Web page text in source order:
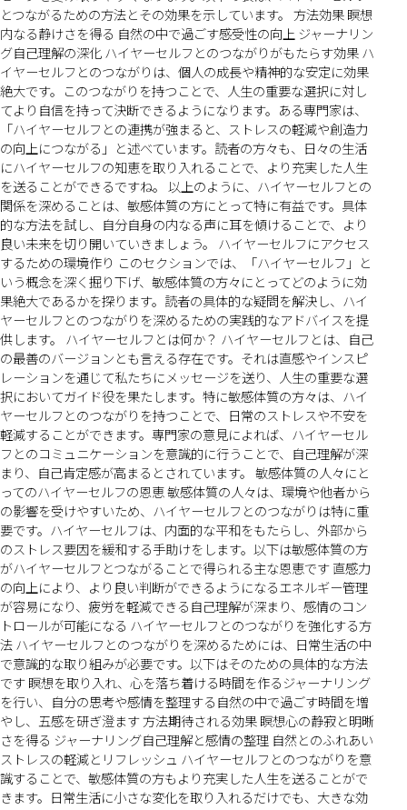
とつながるための方法とその効果を示しています。 方法効果 瞑想
内なる静けさを得る 自然の中で過ごす感受性の向上 ジャーナリン
グ自己理解の深化 ハイヤーセルフとのつながりがもたらす効果 ハ
イヤーセルフとのつながりは、個人の成長や精神的な安定に効果
絶大です。このつながりを持つことで、人生の重要な選択に対し
てより自信を持って決断できるようになります。ある専門家は、
「ハイヤーセルフとの連携が強まると、ストレスの軽減や創造力
の向上につながる」と述べています。読者の方々も、日々の生活
にハイヤーセルフの知恵を取り入れることで、より充実した人生
を送ることができるですね。 以上のように、ハイヤーセルフとの
関係を深めることは、敏感体質の方にとって特に有益です。具体
的な方法を試し、自分自身の内なる声に耳を傾けることで、より
良い未来を切り開いていきましょう。 ハイヤーセルフにアクセス
するための環境作り このセクションでは、「ハイヤーセルフ」と
いう概念を深く掘り下げ、敏感体質の方々にとってどのように効
果絶大であるかを探ります。読者の具体的な疑問を解決し、ハイ
ヤーセルフとのつながりを深めるための実践的なアドバイスを提
供します。 ハイヤーセルフとは何か？ ハイヤーセルフとは、自己
の最善のバージョンとも言える存在です。それは直感やインスピ
レーションを通じて私たちにメッセージを送り、人生の重要な選
択においてガイド役を果たします。特に敏感体質の方々は、ハイ
ヤーセルフとのつながりを持つことで、日常のストレスや不安を
軽減することができます。専門家の意見によれば、ハイヤーセル
フとのコミュニケーションを意識的に行うことで、自己理解が深
まり、自己肯定感が高まるとされています。 敏感体質の人々にと
ってのハイヤーセルフの恩恵 敏感体質の人々は、環境や他者から
の影響を受けやすいため、ハイヤーセルフとのつながりは特に重
要です。ハイヤーセルフは、内面的な平和をもたらし、外部から
のストレス要因を緩和する手助けをします。以下は敏感体質の方
がハイヤーセルフとつながることで得られる主な恩恵です 直感力
の向上により、より良い判断ができるようになるエネルギー管理
が容易になり、疲労を軽減できる自己理解が深まり、感情のコン
トロールが可能になる ハイヤーセルフとのつながりを強化する方
法 ハイヤーセルフとのつながりを深めるためには、日常生活の中
で意識的な取り組みが必要です。以下はそのための具体的な方法
です 瞑想を取り入れ、心を落ち着ける時間を作るジャーナリング
を行い、自分の思考や感情を整理する自然の中で過ごす時間を増
やし、五感を研ぎ澄ます 方法期待される効果 瞑想心の静寂と明晰
さを得る ジャーナリング自己理解と感情の整理 自然とのふれあい
ストレスの軽減とリフレッシュ ハイヤーセルフとのつながりを意
識することで、敏感体質の方もより充実した人生を送ることがで
きます。日常生活に小さな変化を取り入れるだけでも、大きな効